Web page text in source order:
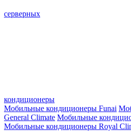
серверных
кондиционеры
Мобильные кондиционеры Funai
General Climate Мобильные
Мобильные кондиционеры Royal